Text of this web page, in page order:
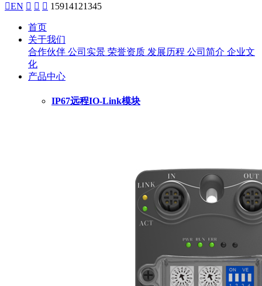
EN    15914121345
首页
关于我们
合作伙伴 公司实景 荣誉资质 发展历程 公司简介 企业文
化
产品中心
IP67远程IO-Link模块